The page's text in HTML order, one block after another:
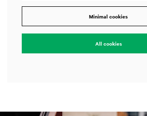
Minimal cookies
All cookies